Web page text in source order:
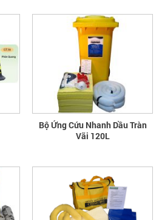
Bộ Ứng Cứu Nhanh Dầu Tràn
Vãi 120L